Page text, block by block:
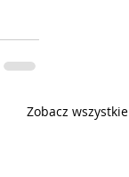
Zobacz wszystkie